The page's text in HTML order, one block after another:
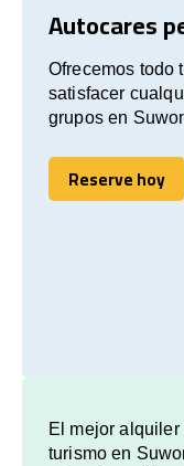
Autocares
Ofrecemos todo
satisfacer
grupos en
Reserve hoy
Reserve hoy
El mejor alquiler
turismo en